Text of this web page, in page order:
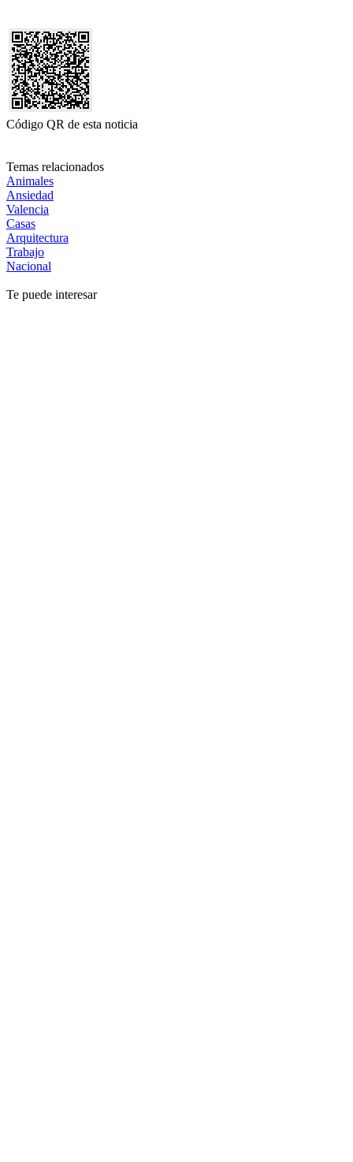
Código QR de esta noticia
Temas relacionados
Animales
Ansiedad
Valencia
Casas
Arquitectura
Trabajo
Nacional
Te puede interesar